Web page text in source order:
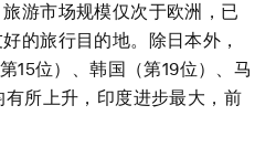
游市场规模仅次于欧洲，已
的旅行目的地。除日本外，
15位）、韩国（第19位）、马
所上升，印度进步最大，前